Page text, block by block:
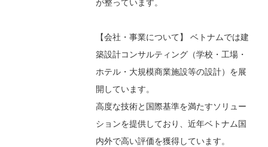
が整っています。
【会社・事業について】 ベトナムでは建
築設計コンサルティング（学校・工場・
ホテル・大規模商業施設等の設計）を展
開しています。
高度な技術と国際基準を満たすソリュー
ションを提供しており、近年ベトナム国
内外で高い評価を獲得しています。